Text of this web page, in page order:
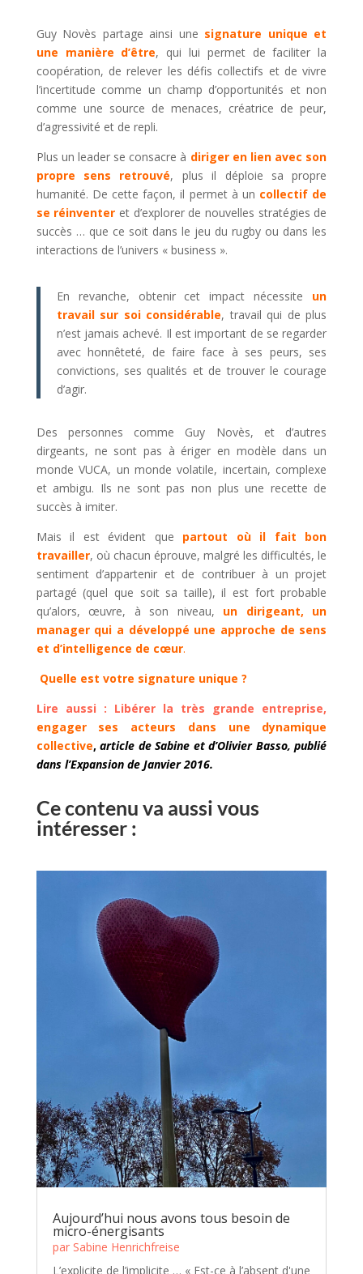
Guy Novès partage ainsi une signature unique et
une manière d’être, qui lui permet de faciliter la
coopération, de relever les défis collectifs et de vivre
l’incertitude comme un champ d’opportunités et non
comme une source de menaces, créatrice de peur,
d’agressivité et de repli.
Plus un leader se consacre à diriger en lien avec son
propre sens retrouvé, plus il déploie sa propre
humanité. De cette façon, il permet à un collectif de
se réinventer et d’explorer de nouvelles stratégies de
succès … que ce soit dans le jeu du rugby ou dans les
interactions de l’univers « business ».
En revanche, obtenir cet impact nécessite un
travail sur soi considérable, travail qui de plus
n’est jamais achevé. Il est important de se regarder
avec honnêteté, de faire face à ses peurs, ses
convictions, ses qualités et de trouver le courage
d’agir.
Des personnes comme Guy Novès, et d’autres
dirgeants, ne sont pas à ériger en modèle dans un
monde VUCA, un monde volatile, incertain, complexe
et ambigu. Ils ne sont pas non plus une recette de
succès à imiter.
Mais il est évident que partout où il fait bon
travailler, où chacun éprouve, malgré les difficultés, le
sentiment d’appartenir et de contribuer à un projet
partagé (quel que soit sa taille), il est fort probable
qu’alors, œuvre, à son niveau, un dirigeant, un
manager qui a développé une approche de sens
et d’intelligence de cœur.
Quelle est votre signature unique ?
Lire aussi : Libérer la très grande entreprise,
engager ses acteurs dans une dynamique
collective, article de Sabine et d’Olivier Basso, publié
dans l’Expansion de Janvier 2016.
Ce contenu va aussi vous
intéresser :
Aujourd’hui nous avons tous besoin de
micro-énergisants
par Sabine Henrichfreise
L’explicite de l’implicite … « Est-ce à l’absent d'une